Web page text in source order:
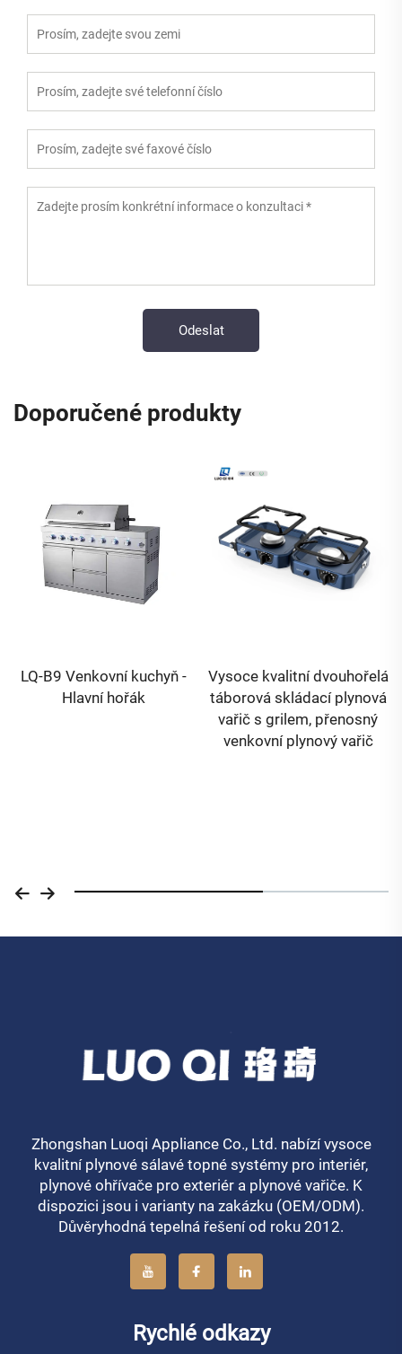
Doporučené produkty
Vysoce kvalitní dvouhořelá
táborová skládací plynová
S certifikací CE, venkovní
plynový gril a troubu,
možnost přidání lednice a
dřezu, komerční, vhodný
Zhongshan Luoqi Appliance Co., Ltd. nabízí vysoce
kvalitní plynové sálavé topné systémy pro interiér,
plynové ohřívače pro exteriér a plynové vařiče. K
dispozici jsou i varianty na zakázku (OEM/ODM).
Důvěryhodná tepelná řešení od roku 2012.
Rychlé odkazy